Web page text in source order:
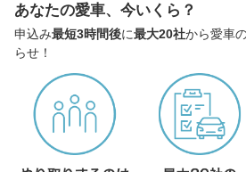
あなたの愛車、今いくら？
申込み最短3時間後に最大20社から愛車
らせ！